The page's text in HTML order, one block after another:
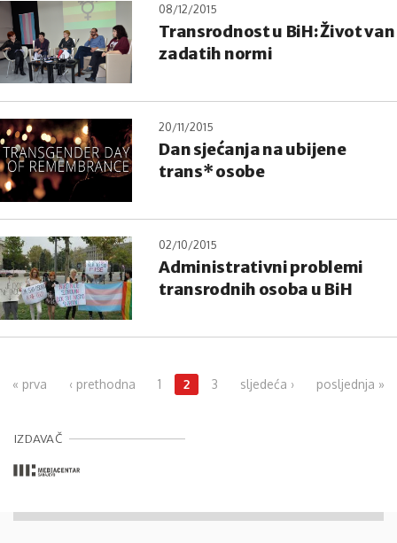
08/12/2015
Transrodnost u BiH: Život van
zadatih normi
20/11/2015
Dan sjećanja na ubijene
trans* osobe
02/10/2015
Administrativni problemi
transrodnih osoba u BiH
« prva ‹ prethodna 1 2 3 sljedeća › posljednja »
IZDAVAČ